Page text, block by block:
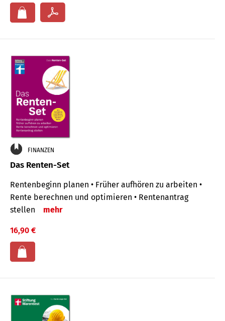
FINANZEN
Das Renten-Set
Rentenbeginn planen • Früher aufhören zu arbeiten •
Rente berechnen und optimieren • Rentenantrag
stellen
mehr
16,90 €